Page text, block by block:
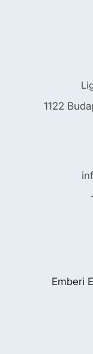
1122
Emberi